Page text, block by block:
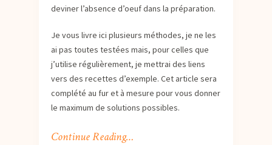
deviner l’absence d’oeuf dans la préparation.
Je vous livre ici plusieurs méthodes, je ne les
ai pas toutes testées mais, pour celles que
j’utilise régulièrement, je mettrai des liens
vers des recettes d’exemple. Cet article sera
complété au fur et à mesure pour vous donner
le maximum de solutions possibles.
Continue Reading…